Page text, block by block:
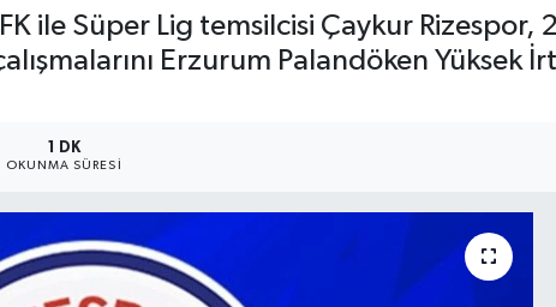
ile Süper Lig temsilcisi Çaykur Rizespor,
Erzurum Palandöken Yüksek
1 DK
OKUNMA SÜRESI